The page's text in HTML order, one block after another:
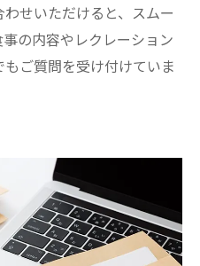
せいただけると、スムー
の内容やレクレーション
ご質問を受け付けていま